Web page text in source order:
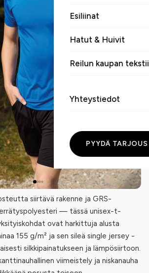
Esiliinat
Hatut & Huivit
Reilun kaupan
Yhteystiedot
PYYDÄ TARJOUS
siirtävä rakenne ja GRS-
— tässä unisex-t-
ovat harkittuja alusta
155 g/m² ja sen sileä single jersey -
silkkipainatukseen ja lämpösiirtoon.
viimeistely ja niskanauha